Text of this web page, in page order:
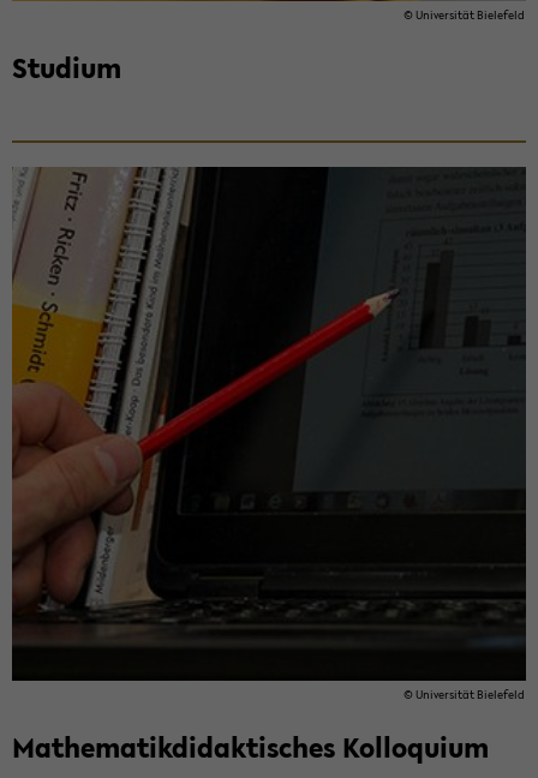
© Uni­ver­si­tät Bie­le­feld
Stu­di­um
© Uni­ver­si­tät Bie­le­feld
Ma­the­ma­tik­di­dak­ti­sches Kol­lo­qui­um